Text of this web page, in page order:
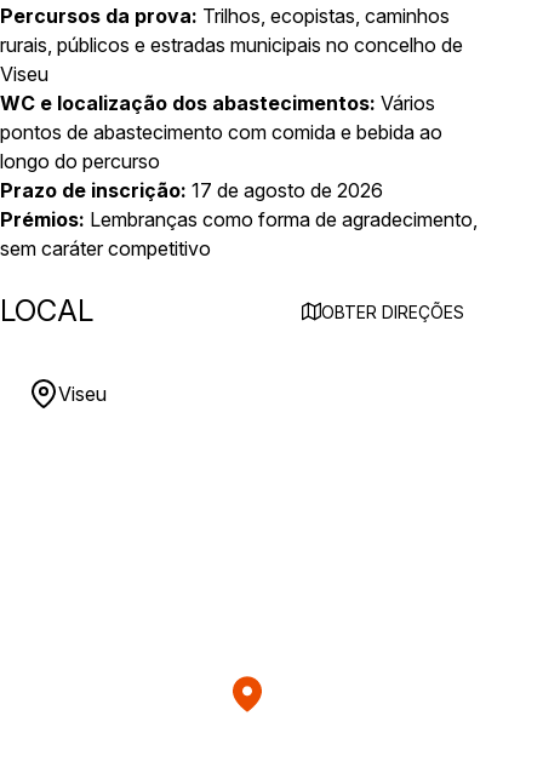
Percursos da prova: Trilhos, ecopistas, caminhos
rurais, públicos e estradas municipais no concelho de
Viseu
WC e localização dos abastecimentos: Vários
pontos de abastecimento com comida e bebida ao
longo do percurso
Prazo de inscrição: 17 de agosto de 2026
Prémios: Lembranças como forma de agradecimento,
sem caráter competitivo
LOCAL OBTER DIREÇÕES
Viseu